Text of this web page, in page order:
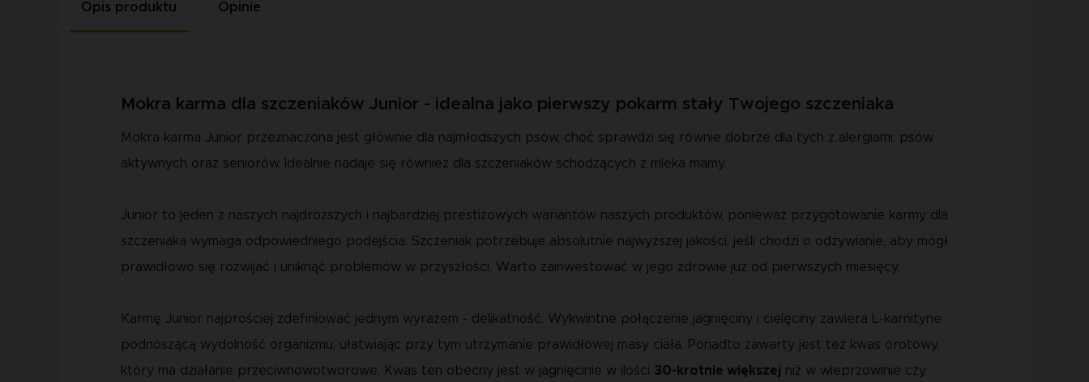
Opis produktu Opinie
Mokra karma dla szczeniaków Junior - idealna jako pierwszy pokarm stały Twojego szczeniaka
Mokra karma Junior przeznaczona jest głównie dla najmłodszych psów, choć sprawdzi się równie dobrze dla tych z alergiami, psów
aktywnych oraz seniorów.
Idealnie nadaje się również dla szczeniaków schodzących z mleka mamy.
Junior to jeden z naszych najdroższych i najbardziej prestiżowych wariantów naszych produktów, ponieważ przygotowanie karmy dla
szczeniaka wymaga odpowiedniego podejścia. Szczeniak potrzebuje absolutnie najwyższej jakości, jeśli chodzi o odżywianie, aby mógł
prawidłowo się rozwijać i uniknąć problemów w przyszłości. Warto zainwestować w jego zdrowie już od pierwszych miesięcy.
Karmę Junior najprościej zdefiniować jednym wyrazem - delikatność. Wykwintne połączenie jagnięciny i cielęciny zawiera L-karnityne
podnoszącą wydolność organizmu, ułatwiając przy tym utrzymanie prawidłowej masy ciała. Ponadto zawarty jest też kwas orotowy,
który ma działanie przeciwnowotworowe. Kwas ten obecny jest w jagnięcinie w ilości 30-krotnie większej niż w wieprzowinie czy